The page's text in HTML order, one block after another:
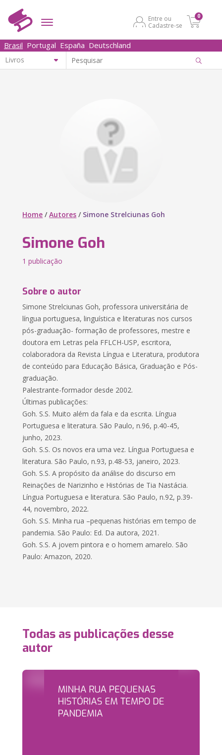
Entre ou
Cadastre-se
0
Brasil Portugal España Deutschland
Home /Autores / Simone Strelciunas Goh
Simone Goh
1 publicação
Sobre o autor
Simone Strelciunas Goh, professora universitária de
língua portuguesa, linguística e literaturas nos cursos
pós-graduação- formação de professores, mestre e
doutora em Letras pela FFLCH-USP, escritora,
colaboradora da Revista Língua e Literatura, produtora
de conteúdo para Educação Básica, Graduação e Pós-
graduação.
Palestrante-formador desde 2002.
Últimas publicações:
Goh. S.S. Muito além da fala e da escrita. Língua
Portuguesa e literatura. São Paulo, n.96, p.40-45,
junho, 2023.
Goh. S.S. Os novos era uma vez. Língua Portuguesa e
literatura. São Paulo, n.93, p.48-53, janeiro, 2023.
Goh. S.S. A propósito da análise do discurso em
Reinações de Narizinho e Histórias de Tia Nastácia.
Língua Portuguesa e literatura. São Paulo, n.92, p.39-
44, novembro, 2022.
Goh. S.S. Minha rua –pequenas histórias em tempo de
pandemia. São Paulo: Ed. Da autora, 2021.
Goh. S.S. A jovem pintora e o homem amarelo. São
Paulo: Amazon, 2020.
Todas as publicações desse
autor